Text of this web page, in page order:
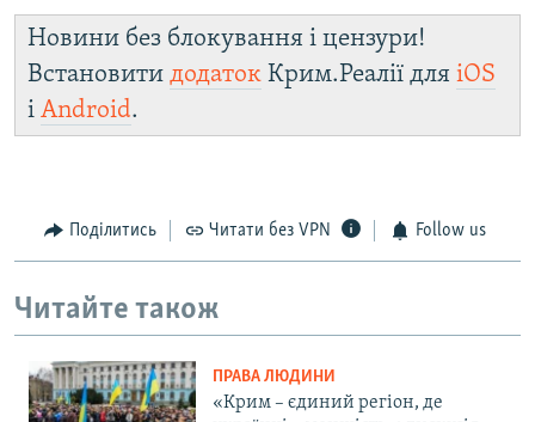
Новини без блокування і цензури!
Встановити додаток Крим.Реалії для iOS
і Android.
Поділитись Читати без VPN Follow us
Читайте також
ПРАВА ЛЮДИНИ
«Крим – єдиний регіон, де